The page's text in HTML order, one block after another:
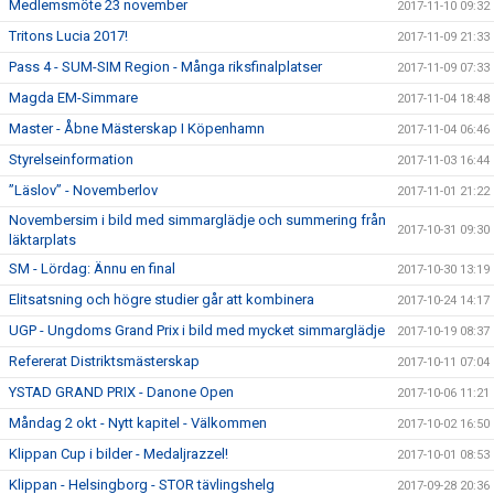
Medlemsmöte 23 november 2017-11-10 09:32
Tritons Lucia 2017! 2017-11-09 21:33
Pass 4 - SUM-SIM Region - Många riksfinalplatser 2017-11-09 07:33
Magda EM-Simmare 2017-11-04 18:48
Master - Åbne Mästerskap I Köpenhamn 2017-11-04 06:46
Styrelseinformation 2017-11-03 16:44
”Läslov” - Novemberlov 2017-11-01 21:22
Novembersim i bild med simmarglädje och summering från
läktarplats
2017-10-31 09:30
SM - Lördag: Ännu en final 2017-10-30 13:19
Elitsatsning och högre studier går att kombinera 2017-10-24 14:17
UGP - Ungdoms Grand Prix i bild med mycket simmarglädje 2017-10-19 08:37
Refererat Distriktsmästerskap 2017-10-11 07:04
YSTAD GRAND PRIX - Danone Open 2017-10-06 11:21
Måndag 2 okt - Nytt kapitel - Välkommen 2017-10-02 16:50
Klippan Cup i bilder - Medaljrazzel! 2017-10-01 08:53
Klippan - Helsingborg - STOR tävlingshelg 2017-09-28 20:36